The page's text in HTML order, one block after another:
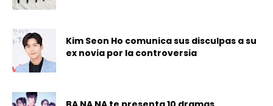
Kim Seon Ho comunica sus disculpas a su
ex novia por la controversia